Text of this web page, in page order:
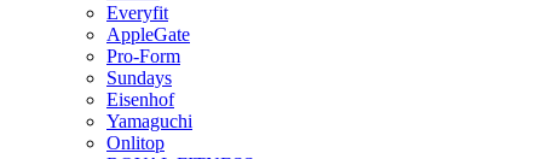
Everyfit
AppleGate
Pro-Form
Sundays
Eisenhof
Yamaguchi
Onlitop